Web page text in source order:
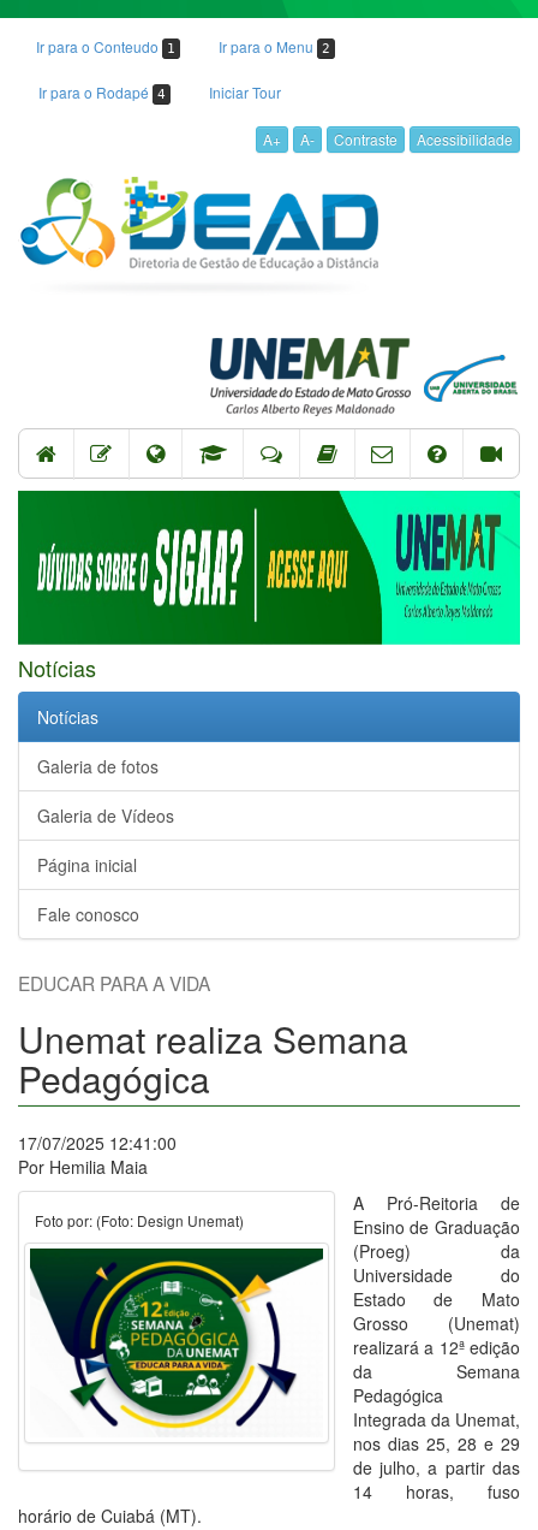
Ir para o Conteudo 1 Ir para o Menu 2
Ir para o Rodapé 4 Iniciar Tour
A+ A- Contraste Acessibilidade
Notícias
Notícias
Galeria de fotos
Galeria de Vídeos
Página inicial
Fale conosco
EDUCAR PARA A VIDA
Unemat realiza Semana
Pedagógica
17/07/2025 12:41:00
Por Hemilia Maia
Foto por: (Foto: Design Unemat)
A Pró-Reitoria de
Ensino de Graduação
(Proeg) da
Universidade do
Estado de Mato
Grosso (Unemat)
realizará a 12ª edição
da Semana
Pedagógica
Integrada da Unemat,
nos dias 25, 28 e 29
de julho, a partir das
14 horas, fuso
horário de Cuiabá (MT).